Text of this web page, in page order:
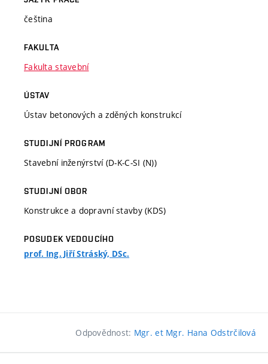
čeština
FAKULTA
Fakulta stavební
ÚSTAV
Ústav betonových a zděných konstrukcí
STUDIJNÍ PROGRAM
Stavební inženýrství (D-K-C-SI (N))
STUDIJNÍ OBOR
Konstrukce a dopravní stavby (KDS)
POSUDEK VEDOUCÍHO
prof. Ing. Jiří Stráský, DSc.
Odpovědnost: Mgr. et Mgr. Hana Odstrčilová